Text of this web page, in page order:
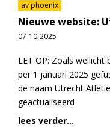
av phoenix
Nieuwe website:
07-10-2025
LET OP: Zoals wellicht
per 1 januari 2025
de naam Utrecht
geactualiseerd
lees verder...